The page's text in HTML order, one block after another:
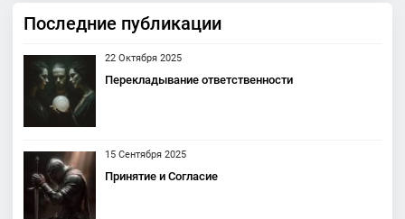
Последние публикации
22 Октября 2025
Перекладывание ответственности
15 Сентября 2025
Принятие и Согласие